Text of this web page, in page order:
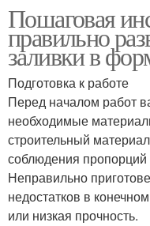
Пошаговая
правильно
заливки в
Подготовка к работе
Перед началом работ
необходимые
строительный
соблюдения пропорций
Неправильно
недостатков в
или низкая прочность.